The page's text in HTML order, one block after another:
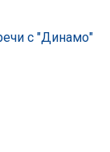
с "Динамо"